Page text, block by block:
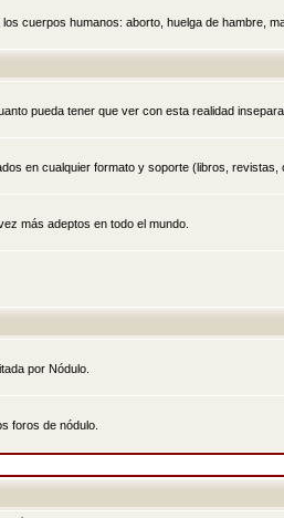
cuerpos humanos: aborto, huelga de hambre,
pueda tener que ver con esta realidad
en cualquier formato y soporte (libros, revistas,
más adeptos en todo el mundo.
por Nódulo.
foros de nódulo.